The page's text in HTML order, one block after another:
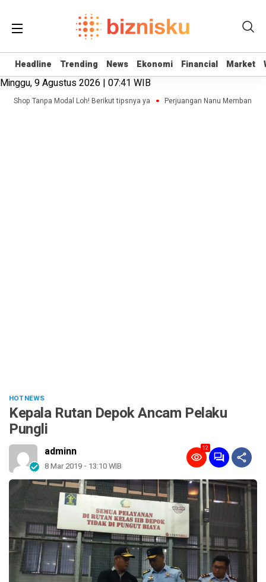
Headline Trending News Ekonomi Financial Market
Headline Trending News Ekonomi Financial Market
Minggu, 9 Agustus 2026 | 07:41 WIB
Shop Tanpa Modal Loh! Berikut tipsnya ya Perjuangan Nanu Membangun
HOT NEWS
Kepala Rutan Depok Ancam Pelaku
Pungli
adminn
8 Mar 2019 - 13:10 WIB
12